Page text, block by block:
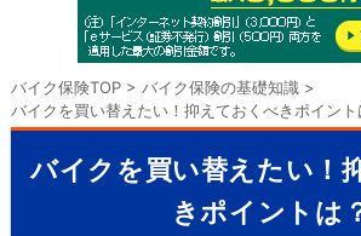
バイク保険TOP> バイク保険の基礎知識 >
バイクを買い替えたい！抑えておくべきポイント
バイクを買い替えたい！
きポイントは